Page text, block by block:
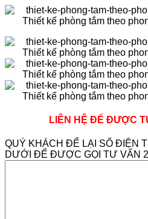
LIÊN HỆ ĐỂ ĐƯỢC
QUÝ KHÁCH ĐỂ LẠI SỐ ĐIỆN
DƯỚI ĐỂ ĐƯỢC GỌI TƯ VẤN